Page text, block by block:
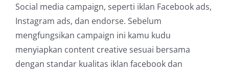
Social media campaign, seperti iklan Facebook ads,
Instagram ads, dan endorse. Sebelum
mengfungsikan campaign ini kamu kudu
menyiapkan content creative sesuai bersama
dengan standar kualitas iklan facebook dan